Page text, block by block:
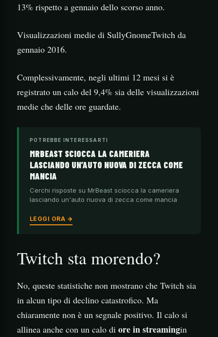
13% rispetto a gennaio dello scorso anno.
Visualizzazioni medie di SullyGnomeTwitch da
gennaio 2016.
Complessivamente, negli ultimi 12 mesi si è
registrato un calo del 9,4% sia delle visualizzazioni
medie che delle ore guardate.
POTREBBE INTERESSARTI
MRBEAST SCIOCCA LA CAMERIERA
LASCIANDO UN’AUTO NUOVA DI ZECCA COME
MANCIA
Cerchi risposte su MrBeast sciocca la cameriera
lasciando un'auto nuova di zecca come mancia
LEGGI ORA →
Twitch sta morendo?
No, queste statistiche non mostrano che Twitch sia
in alcun tipo di declino catastrofico. Ma
chiaramente non è un segnale positivo. Il calo si
allinea anche con un calo di ore in streamingin